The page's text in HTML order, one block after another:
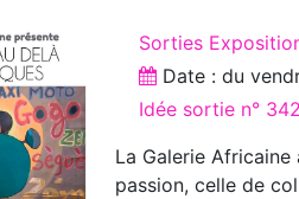
Sorties
Date : du
Idée sortie n°
La Galerie
passion, celle de